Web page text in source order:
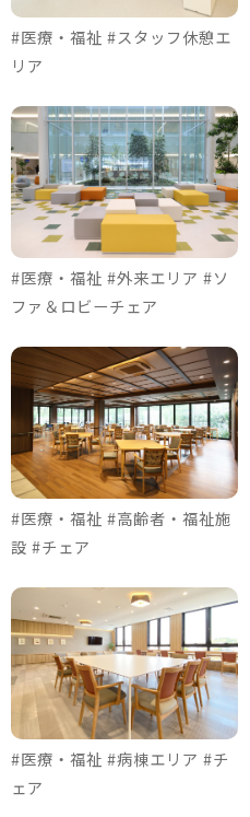
#医療・福祉 #スタッフ休憩エ
リア
#医療・福祉 #外来エリア #ソ
ファ＆ロビーチェア
#医療・福祉 #高齢者・福祉施
設 #チェア
#医療・福祉 #病棟エリア #チ
ェア